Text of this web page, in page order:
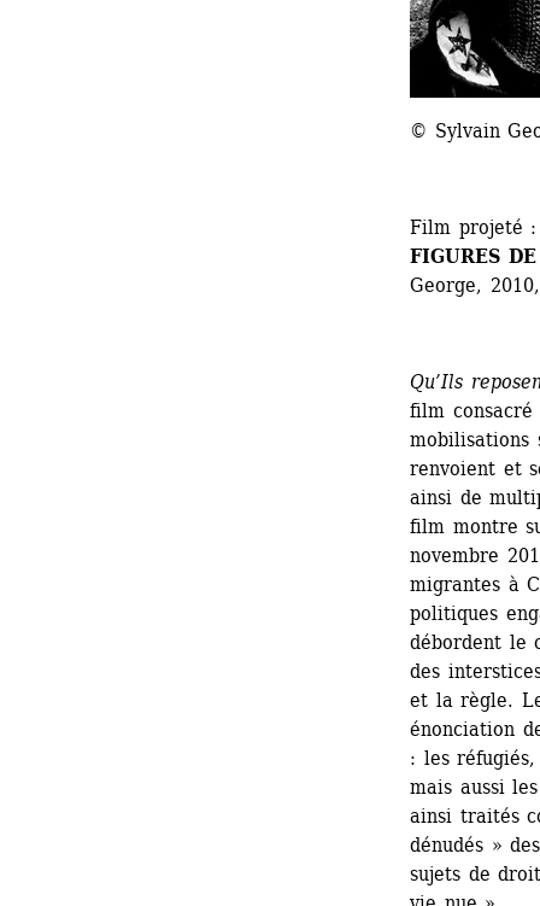
© Sylvain
Film projeté
FIGURES
George,
Qu’Ils
film
mobilisations
renvoient et
ainsi de
film montre
novembre
migrantes à
politiques
débordent le
des
et la règle.
énonciation
: les
mais aussi
ainsi traités
dénudés »
sujets de